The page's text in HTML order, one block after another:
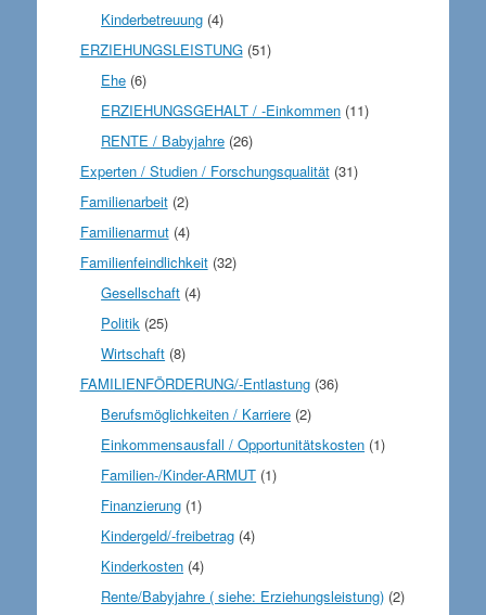
Kinderbetreuung (4)
ERZIEHUNGSLEISTUNG(51)
Ehe (6)
ERZIEHUNGSGEHALT / -Einkommen (11)
RENTE / Babyjahre (26)
Experten / Studien / Forschungsqualität(31)
Familienarbeit(2)
Familienarmut(4)
Familienfeindlichkeit(32)
Gesellschaft (4)
Politik (25)
Wirtschaft (8)
FAMILIENFÖRDERUNG/-Entlastung(36)
Berufsmöglichkeiten / Karriere (2)
Einkommensausfall / Opportunitätskosten (1)
Familien-/Kinder-ARMUT (1)
Finanzierung (1)
Kindergeld/-freibetrag (4)
Kinderkosten (4)
Rente/Babyjahre ( siehe: Erziehungsleistung) (2)